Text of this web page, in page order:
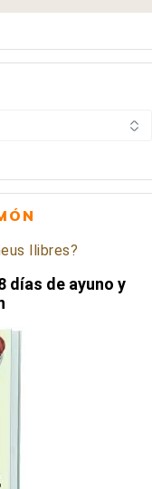
llibres?
días de ayuno y